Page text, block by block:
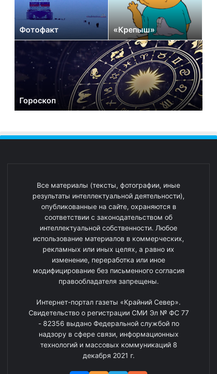
Фотофакт «Крепыш»
Гороскоп
Все материалы (тексты, фотографии, иные
результаты интеллектуальной деятельности),
опубликованные на сайте, охраняются в
соответствии с законодательством об
интеллектуальной собственности. Любое
использование материалов в коммерческих,
рекламных или иных целях, а равно их
изменение, переработка или иное
модифицирование без письменного согласия
правообладателя запрещены.
Интернет-портал газеты «Крайний Север».
Свидетельство о регистрации СМИ Эл № ФС 77
- 82356 выдано Федеральной службой по
надзору в сфере связи, информационных
технологий и массовых коммуникаций 8
декабря 2021 г.